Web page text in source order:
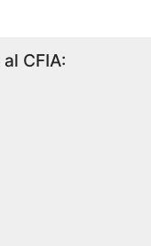
al CFIA: